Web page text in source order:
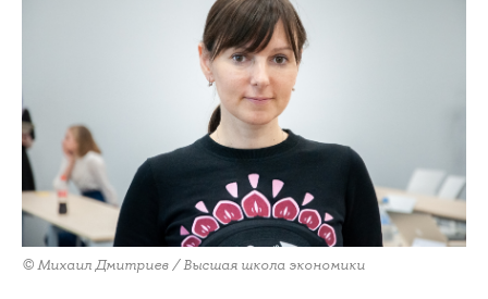
© Михаил Дмитриев / Высшая школа экономики